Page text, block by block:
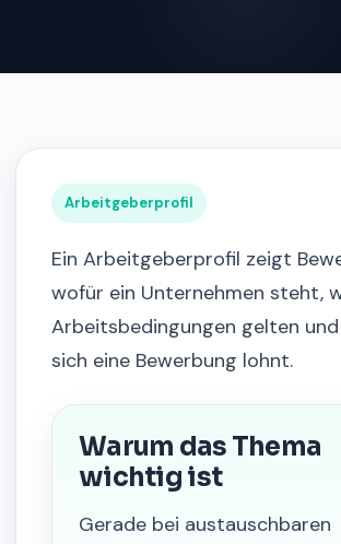
Arbeitgeberprofil
Ein Arbeitgeberprofil zeigt
wofür ein Unternehmen steht,
Arbeitsbedingungen gelten
sich eine Bewerbung lohnt.
Warum das Thema
wichtig ist
Gerade bei austauschbaren